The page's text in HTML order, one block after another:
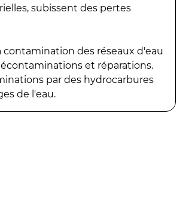
subissent des pertes
contamination des réseaux d'eau
et réparations.
par des hydrocarbures
de l'eau.